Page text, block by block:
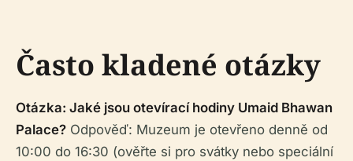
Často kladené otázky
Otázka: Jaké jsou otevírací hodiny Umaid Bhawan
Palace? Odpověď: Muzeum je otevřeno denně od
10:00 do 16:30 (ověřte si pro svátky nebo speciální